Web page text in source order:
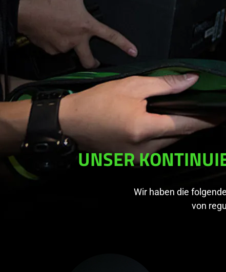
UNSER
Wir haben die
von